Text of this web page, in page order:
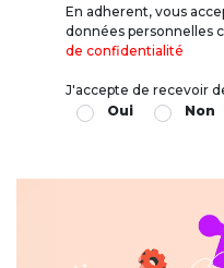
En adherent, vous
données personnelles
de confidentialité
J'accepte de recevoir
Oui
Non